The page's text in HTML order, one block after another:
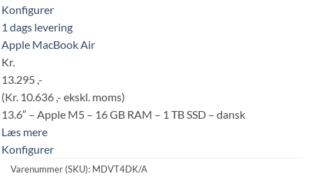
Konfigurer
1 dags levering
Apple MacBook Air
Kr.
13.295 ,-
(Kr. 10.636 ,- ekskl. moms)
13.6″ – Apple M5 – 16 GB RAM – 1 TB SSD – dansk
Læs mere
Konfigurer
Varenummer (SKU): MDVT4DK/A